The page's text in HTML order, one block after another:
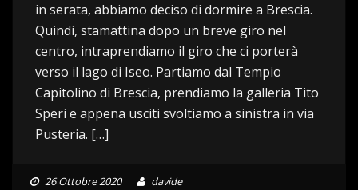
in serata, abbiamo deciso di dormire a Brescia.
Quindi, stamattina dopo un breve giro nel
centro, intraprendiamo il giro che ci porterà
verso il lago di Iseo. Partiamo dal Tempio
Capitolino di Brescia, prendiamo la galleria Tito
Speri e appena usciti svoltiamo a sinistra in via
Pusteria. […]
26 Ottobre 2020
davide